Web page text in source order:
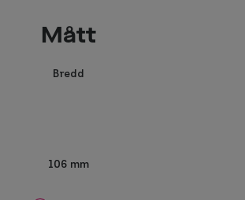
Mått
Bredd
106 mm